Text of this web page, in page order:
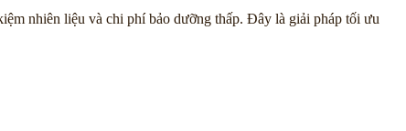
nhiên liệu và chi phí bảo dưỡng thấp. Đây là giải pháp tối ưu